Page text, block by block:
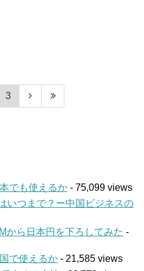
3
でも使えるか - 75,099 views
いつまで？ー中国ビジネスの
から日本円を下ろしてみた -
で使えるか - 21,585 views